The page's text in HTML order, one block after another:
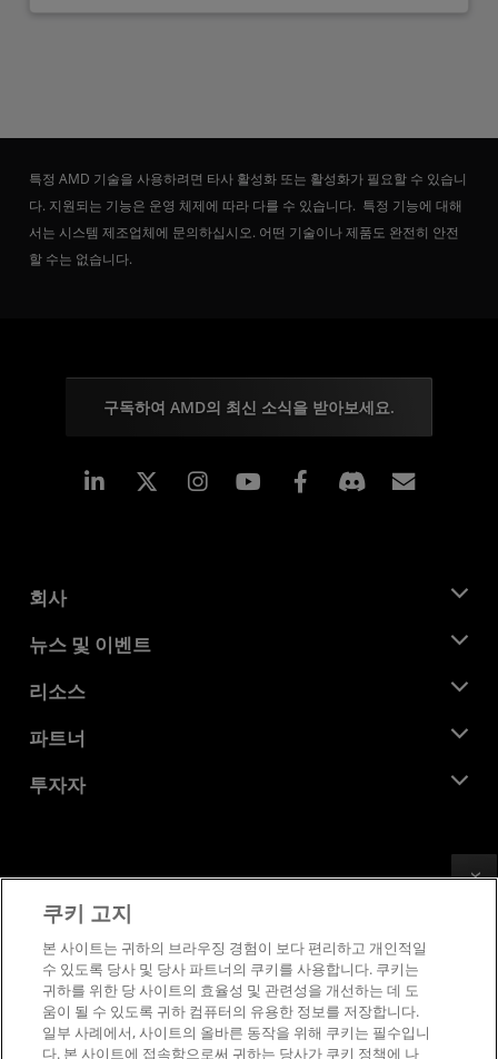
특정 AMD 기술을 사용하려면 타사 활성화 또는 활성화가 필요할 수 있습니
다. 지원되는 기능은 운영 체제에 따라 다를 수 있습니다. 특정 기능에 대해
서는 시스템 제조업체에 문의하십시오. 어떤 기술이나 제품도 완전히 안전
할 수는 없습니다.
구독하여 AMD의 최신 소식을 받아보세요.
Linkedin Instagram Facebook
회사
AMD 소개
기업의 사회적 책임
채용
문의하기
뉴스 및 이벤트
뉴스룸
미디어 라이브러리
리소스
개발자 센트럴
사례 연구
파트너
AMD 파트너 허브
투자자
이사위원회
거버넌스 문서
SEC 신고서
상표
공급망 투명성
공정 및 공개 경쟁
영국 세금 전략
쿠키 정책
쿠키 고지
본 사이트는 귀하의 브라우징 경험이 보다 편리하고 개인적일
수 있도록 당사 및 당사 파트너의 쿠키를 사용합니다. 쿠키는
귀하를 위한 당 사이트의 효율성 및 관련성을 개선하는 데 도
움이 될 수 있도록 귀하 컴퓨터의 유용한 정보를 저장합니다.
일부 사례에서, 사이트의 올바른 동작을 위해 쿠키는 필수입니
다. 본 사이트에 접속함으로써 귀하는 당사가 쿠키 정책에 나